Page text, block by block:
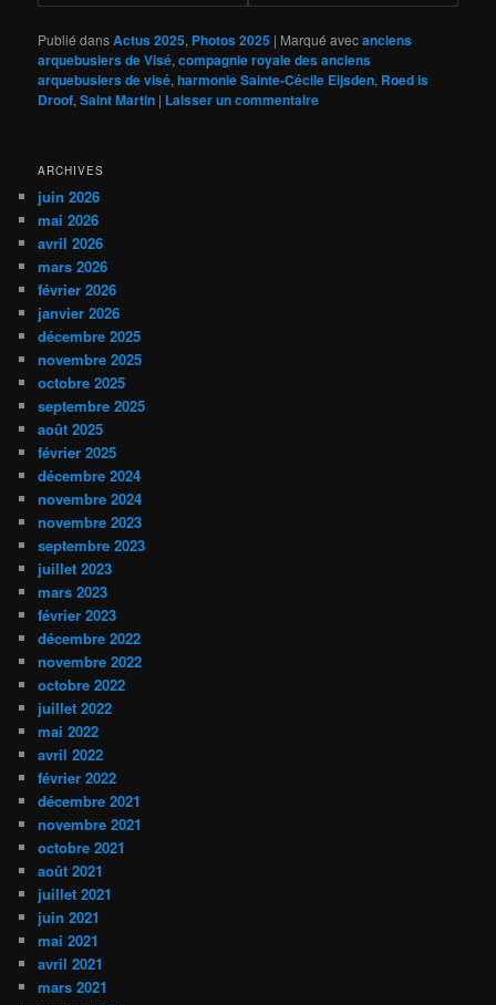
Publié dansActus 2025, Photos 2025 | Marqué avecanciens
arquebusiers de Visé,compagnie royale des anciens
arquebusiers de visé,harmonie Sainte-Cécile Eijsden, Roed is
Droof,Saint Martin | Laisser un commentaire
ARCHIVES
juin 2026
mai 2026
avril 2026
mars 2026
février 2026
janvier 2026
décembre 2025
novembre 2025
octobre 2025
septembre 2025
août 2025
février 2025
décembre 2024
novembre 2024
novembre 2023
septembre 2023
juillet 2023
mars 2023
février 2023
décembre 2022
novembre 2022
octobre 2022
juillet 2022
mai 2022
avril 2022
février 2022
décembre 2021
novembre 2021
octobre 2021
août 2021
juillet 2021
juin 2021
mai 2021
avril 2021
mars 2021